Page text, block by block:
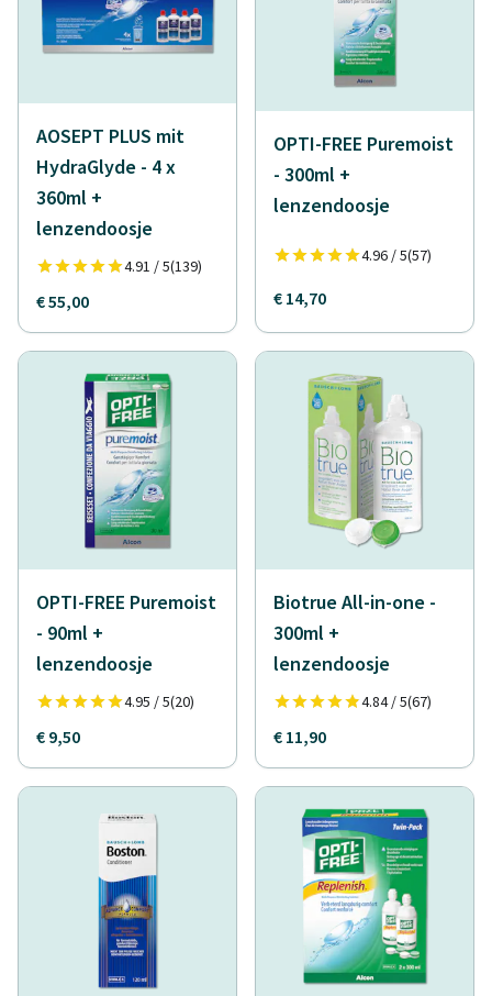
AOSEPT PLUS mit
HydraGlyde - 4 x
360ml +
lenzendoosje
4.91 / 5(139)
€ 55,00
OPTI-FREE Puremoist
- 300ml +
lenzendoosje
4.96 / 5(57)
€ 14,70
OPTI-FREE Puremoist
- 90ml +
lenzendoosje
4.95 / 5(20)
€ 9,50
Biotrue All-in-one -
300ml +
lenzendoosje
4.84 / 5(67)
€ 11,90